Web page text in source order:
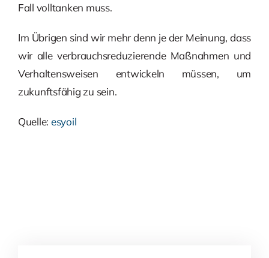
Fall volltanken muss.
Im Übrigen sind wir mehr denn je der Meinung, dass
wir alle verbrauchsreduzierende Maßnahmen und
Verhaltensweisen entwickeln müssen, um
zukunftsfähig zu sein.
Quelle: esyoil